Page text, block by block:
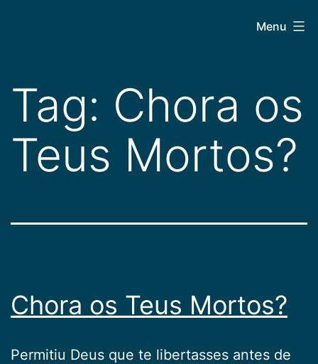
conteúdo
Menu
Tag: Chora os
Teus Mortos?
Chora os Teus Mortos?
Permitiu Deus que te libertasses antes de